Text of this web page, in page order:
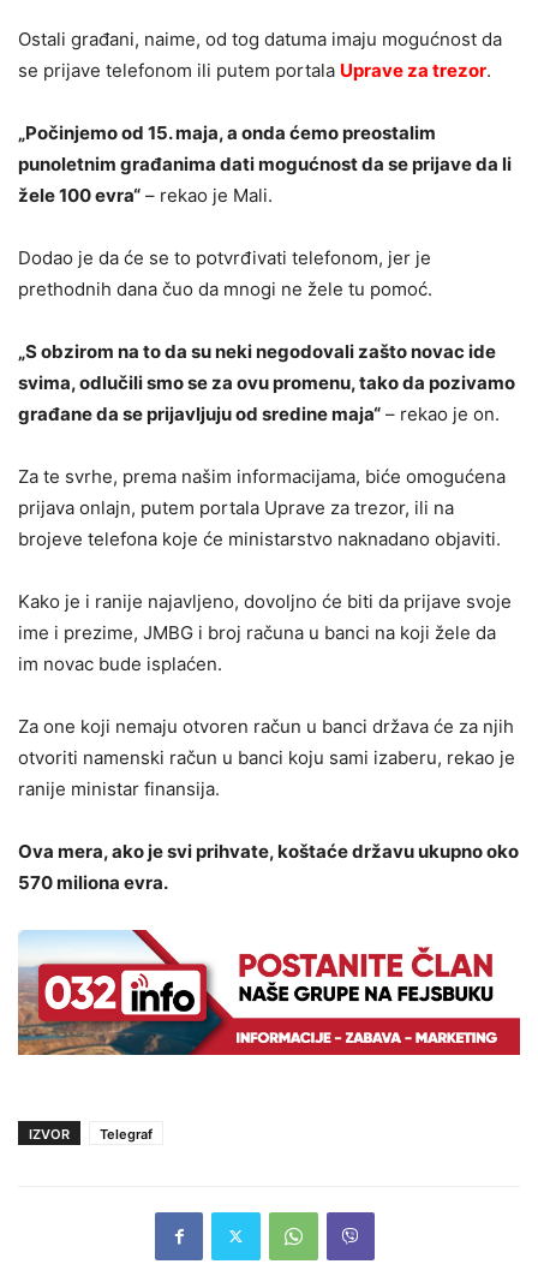
Ostali građani, naime, od tog datuma imaju mogućnost da
se prijave telefonom ili putem portala Uprave za trezor.
„Počinjemo od 15. maja, a onda ćemo preostalim
punoletnim građanima dati mogućnost da se prijave da li
žele 100 evra“ – rekao je Mali.
Dodao je da će se to potvrđivati telefonom, jer je
prethodnih dana čuo da mnogi ne žele tu pomoć.
„S obzirom na to da su neki negodovali zašto novac ide
svima, odlučili smo se za ovu promenu, tako da pozivamo
građane da se prijavljuju od sredine maja“ – rekao je on.
Za te svrhe, prema našim informacijama, biće omogućena
prijava onlajn, putem portala Uprave za trezor, ili na
brojeve telefona koje će ministarstvo naknadano objaviti.
Kako je i ranije najavljeno, dovoljno će biti da prijave svoje
ime i prezime, JMBG i broj računa u banci na koji žele da
im novac bude isplaćen.
Za one koji nemaju otvoren račun u banci država će za njih
otvoriti namenski račun u banci koju sami izaberu, rekao je
ranije ministar finansija.
Ova mera, ako je svi prihvate, koštaće državu ukupno oko
570 miliona evra.
IZVOR Telegraf